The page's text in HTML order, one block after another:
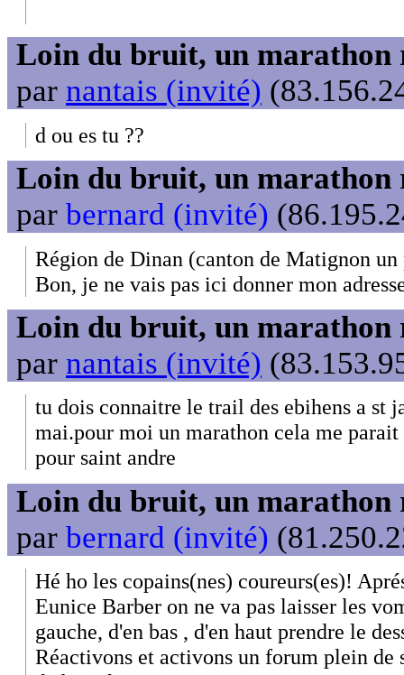
Loin du bruit, un marathon
par nantais (invité)
d ou es tu ??
Loin du bruit, un marathon
par bernard (invité)
Région de Dinan (canton de Matignon
Bon, je ne vais pas ici donner mon
Loin du bruit, un marathon
par nantais (invité)
tu dois connaitre le trail des ebihens a st
mai.pour moi un marathon cela me
pour saint andre
Loin du bruit, un marathon
par bernard (invité)
Hé ho les copains(nes) coureurs(es)!
Eunice Barber on ne va pas laisser les
gauche, d'en bas , d'en haut prendre le
Réactivons et activons un forum plein de